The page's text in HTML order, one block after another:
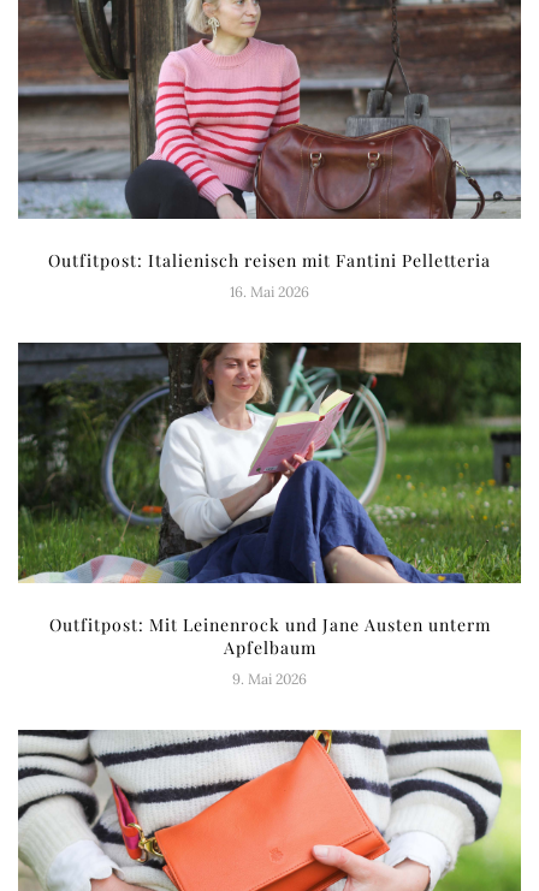
Outfitpost: Italienisch reisen mit Fantini Pelletteria
16. Mai 2026
Outfitpost: Mit Leinenrock und Jane Austen unterm
Apfelbaum
9. Mai 2026